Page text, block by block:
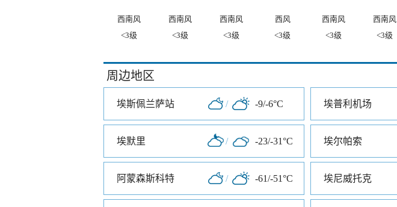
西南风 西南风 西南风 西风 西南风 西南风
<3级
<3级 <3级 <3级 <3级 <3级
周边地区
埃斯佩兰萨站 / -9/-6°C 埃普利机场
埃默里 / -23/-31°C 埃尔帕索
阿蒙森斯科特 / -61/-51°C 埃尼威托克